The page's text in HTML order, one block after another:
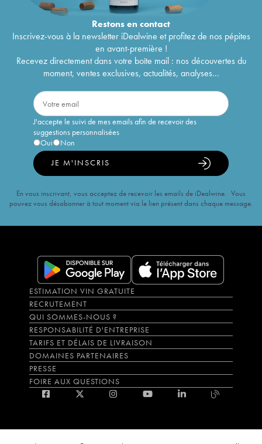
Restons encontact
Inscrivez-vous à la newsletter iDealwine et profitez de nos pépites
en avant-première !
Recevez directement dans votre boîte mail : nos découvertes du
moment, ventes exclusives, actualités, analyses...
J'accepte le suivi de mes emails afin de recevoir des
suggestions personnalisées
Oui
Non
JE M'INSCRIS
En vous inscrivant, vous acceptez de recevoir les emails de iDealwine. Vous
pouvez vous désabonner à tout moment via le lien présent dans chaque message.
ESTIMATION VIN GRATUITE
RECRUTEMENT
QUI SOMMES-NOUS ?
RESPONSABILITÉ D'ENTREPRISE
TARIFS ET DÉLAIS DE LIVRAISON
DOMAINES PARTENAIRES
PRESSE
FOIRE AUX QUESTIONS